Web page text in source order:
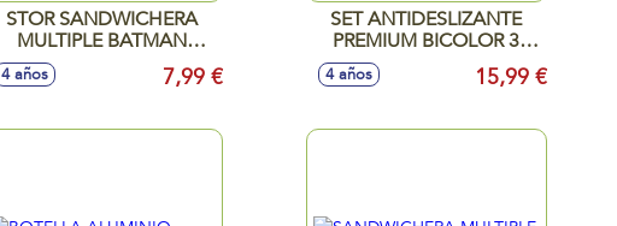
STOR SANDWICHERA
MULTIPLE BATMAN
4 años 7,99 €
SET ANTIDESLIZANTE
PREMIUM BICOLOR 3
PIEZAS AVENGERS
COMIC HEROES
4 años 15,99 €